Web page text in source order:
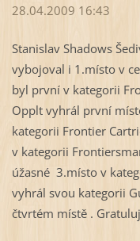
28.04.2009 16:43
Stanislav Shadows
vybojoval i 1.místo v
byl první v kategorii
Opplt vyhrál první
kategorii Frontier
v kategorii
úžasné 3.místo v
vyhrál svou kategorii
čtvrtém místě .